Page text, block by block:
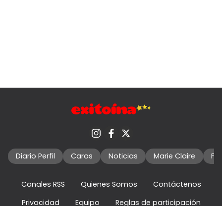
Diario Perfil Caras Noticias Marie Claire
Canales RSS Quienes Somos
Contáctenos
Privacidad
Equipo Reglas de participación